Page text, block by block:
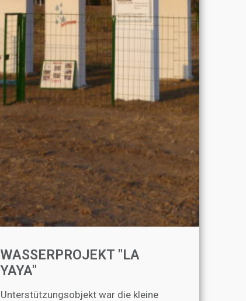
WASSERPROJEKT "LA
YAYA"
Unterstützungsobjekt war die kleine